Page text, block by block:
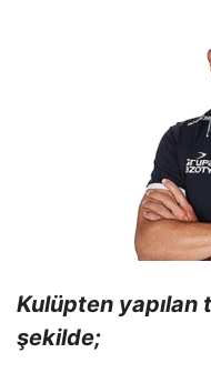
Kulüpten yapılan
şekilde;